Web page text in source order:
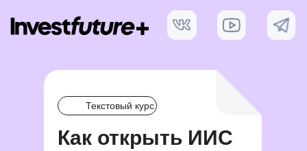
Как открыть ИИС
Текстовый курс